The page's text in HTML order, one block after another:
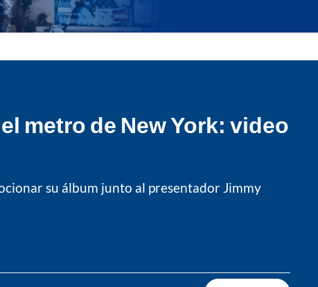
metro de New York: video
su álbum junto al presentador Jimmy